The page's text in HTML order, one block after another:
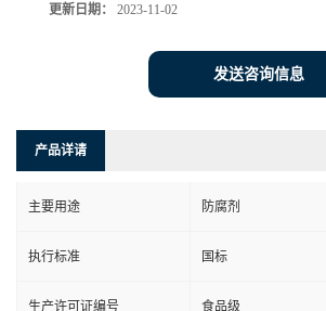
更新日期： 2023-11-02
发送咨询信息
产品详请
主要用途 防腐剂
执行标准 国标
生产许可证编号 食品级